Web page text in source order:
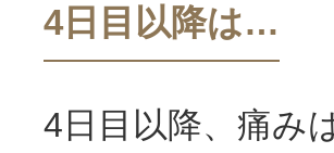
4日目以降は…
4日目以降、痛み